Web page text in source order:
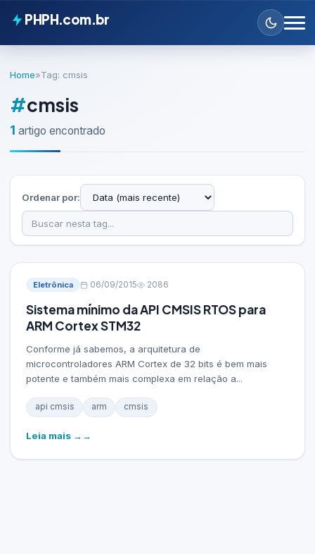
PHPH.com.br
Home»Tag: cmsis
#cmsis
1 artigo encontrado
Ordenar por:
Eletrônica 06/09/2015 2086
Sistema mínimo da API CMSIS RTOS para
ARM Cortex STM32
Conforme já sabemos, a arquitetura de
microcontroladores ARM Cortex de 32 bits é bem mais
potente e também mais complexa em relação a...
api cmsis arm cmsis
Leia mais →